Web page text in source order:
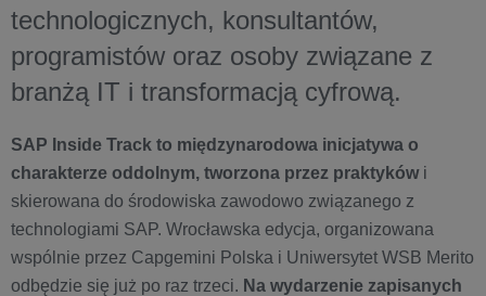
technologicznych, konsultantów,
programistów oraz osoby związane z
branżą IT i transformacją cyfrową.
SAP Inside Track to międzynarodowa inicjatywa o
charakterze oddolnym, tworzona przez praktykówi
skierowana do środowiska zawodowo związanego z
technologiami SAP. Wrocławska edycja, organizowana
wspólnie przez Capgemini Polska i Uniwersytet WSB Merito
odbędzie się już po raz trzeci. Na wydarzenie zapisanych